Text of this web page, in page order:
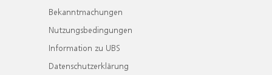
Bekanntmachungen
Nutzungsbedingungen
Information zu UBS
Datenschutzerklärung